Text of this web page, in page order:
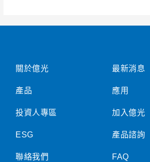
關於億光
產品
投資人專區
ESG
聯絡我們
最新消息
應用
加入億光
產品諮詢
FAQ